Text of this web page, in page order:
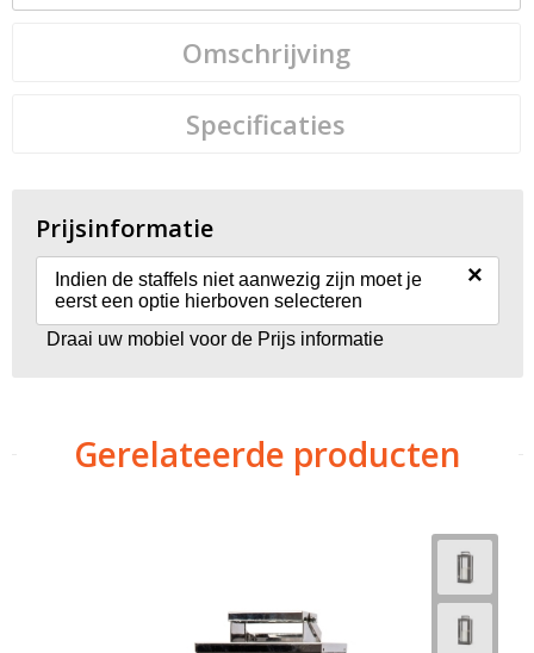
Omschrijving
Specificaties
Prijsinformatie
Indien de staffels niet aanwezig zijn moet je
eerst een optie hierboven selecteren
×
Draai uw mobiel voor de Prijs informatie
Gerelateerde producten